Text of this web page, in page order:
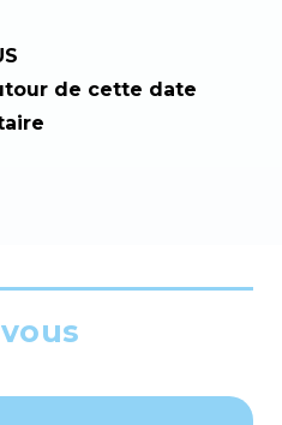
de cette date